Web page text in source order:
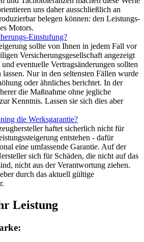
uns daher ausschließlich an
belegen können: den Leistungs-
Motors.
Einstufung?
sollte von Ihnen in jedem Fall vor
Versicherungsgesellschaft angezeigt
eventuelle Vertragsänderungen sollten
lassen. Nur in den seltensten Fällen wurde
oder ähnliches berichtet. In der
die Maßnahme ohne jegliche
Kenntnis. Lassen sie sich dies aber
die Werksgarantie?
haftet sicherlich nicht für
entstehen - dafür
eine umfassende Garantie. Auf der
sich für Schäden, die nicht auf das
nicht aus der Verantwortung ziehen.
durch das aktuell gültige
Leistung